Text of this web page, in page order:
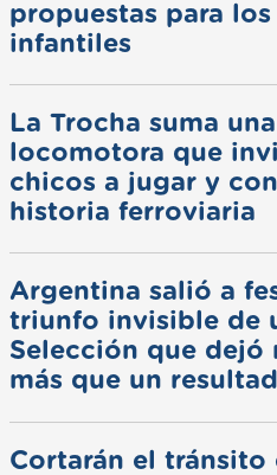
propuestas para
infantiles
La Trocha suma una
locomotora que
chicos a jugar y
historia ferroviaria
Argentina salió a
triunfo invisible de
Selección que dejó
más que un
Cortarán el tránsito